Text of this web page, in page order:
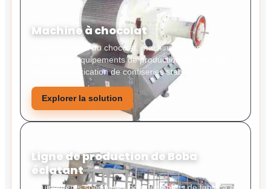
Machine à chocolat
Transformation du chocolat, machines à conche pour
chocolat et équipements de production de chocolat
pour une fabrication de confiseries stable.
Explorer la solution
Ligne de production de Boba
éclatant